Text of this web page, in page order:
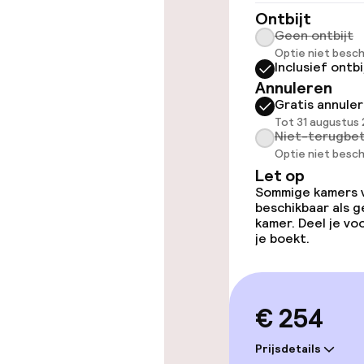
Eet- en
Restaurant
Bar
Eet- en
Ontbijtbuffet
Ontbijt à la
Lunch à la
Ontbijt
Geen ontbijt
Optie niet
Inclusief
Annuleren
Gratis
Tot 31 augustus
Niet-
Optie niet
Let op
Sommige
beschikbaar als
kamer. Deel je
je boekt.
€ 254
Prijsdetails